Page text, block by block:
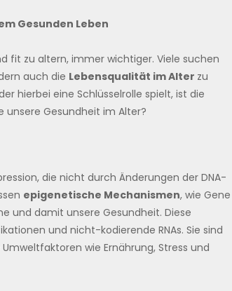
Gesunden Leben
fit zu altern, immer wichtiger. Viele suchen
auch die Lebensqualität im Alter zu
hierbei eine Schlüsselrolle spielt, ist die
unsere Gesundheit im Alter?
die nicht durch Änderungen der DNA-
epigenetische Mechanismen, wie Gene
und damit unsere Gesundheit. Diese
und nicht-kodierende RNAs. Sie sind
wie Ernährung, Stress und